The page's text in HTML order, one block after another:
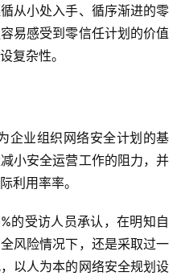
从小处入手、循序渐进的零
易感受到零信任计划的价值
复杂性。
企业组织网络安全计划的基
小安全运营工作的阻力，并
利用率率。
的受访人员承认，在明知自
风险情况下，还是采取过一
以人为本的网络安全规划设